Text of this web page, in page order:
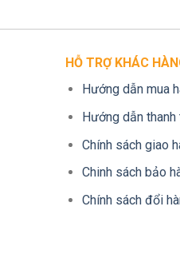
HỖ TRỢ KHÁC
Hướng dẫn mua
Hướng dẫn thanh
Chính sách giao
Chinh sách bảo
Chính sách đổi